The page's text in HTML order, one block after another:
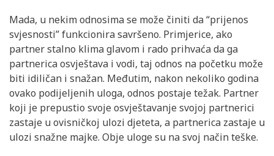
Mada, u nekim odnosima se može činiti da “prijenos
svjesnosti” funkcionira savršeno. Primjerice, ako
partner stalno klima glavom i rado prihvaća da ga
partnerica osvještava i vodi, taj odnos na početku može
biti idiličan i snažan. Međutim, nakon nekoliko godina
ovako podijeljenih uloga, odnos postaje težak. Partner
koji je prepustio svoje osvještavanje svojoj partnerici
zastaje u ovisničkoj ulozi djeteta, a partnerica zastaje u
ulozi snažne majke. Obje uloge su na svoj način teške.